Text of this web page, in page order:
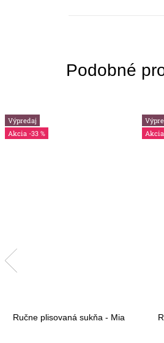
Výpredaj
-33 %
Ručne plisovaná sukňa - Mia